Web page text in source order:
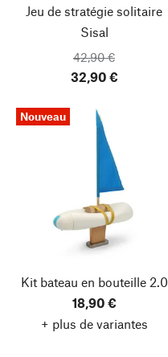
Jeu de stratégie solitaire
Sisal
42,90 €
32,90 €
Nouveau
Kit bateau en bouteille 2.0
18,90 €
+ plus de variantes